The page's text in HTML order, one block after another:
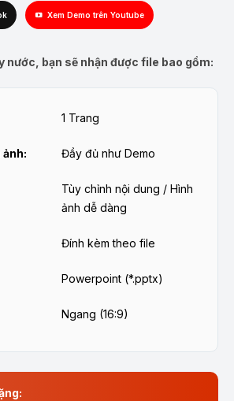
Xem Demo trên Youtube
nước, bạn sẽ nhận được file bao gồm:
1 Trang
ảnh: Đầy đủ như Demo
Tùy chỉnh nội dung / Hình
ảnh dễ dàng
Đính kèm theo file
Powerpoint (*.pptx)
Ngang (16:9)